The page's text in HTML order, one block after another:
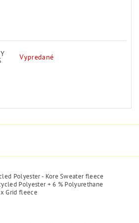
Vypredané
Polyester - Kore Sweater fleece
Polyester + 6 % Polyurethane
Grid fleece